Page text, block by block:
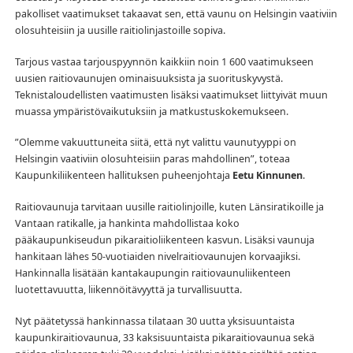
pakolliset vaatimukset takaavat sen, että vaunu on Helsingin vaativiin
olosuhteisiin ja uusille raitiolinjastoille sopiva.
Tarjous vastaa tarjouspyynnön kaikkiin noin 1 600 vaatimukseen
uusien raitiovaunujen ominaisuuksista ja suorituskyvystä.
Teknistaloudellisten vaatimusten lisäksi vaatimukset liittyivät muun
muassa ympäristövaikutuksiin ja matkustuskokemukseen.
”Olemme vakuuttuneita siitä, että nyt valittu vaunutyyppi on
Helsingin vaativiin olosuhteisiin paras mahdollinen”, toteaa
Kaupunkiliikenteen hallituksen puheenjohtaja Eetu Kinnunen.
Raitiovaunuja tarvitaan uusille raitiolinjoille, kuten Länsiratikoille ja
Vantaan ratikalle, ja hankinta mahdollistaa koko
pääkaupunkiseudun pikaraitioliikenteen kasvun. Lisäksi vaunuja
hankitaan lähes 50-vuotiaiden nivelraitiovaunujen korvaajiksi.
Hankinnalla lisätään kantakaupungin raitiovaunuliikenteen
luotettavuutta, liikennöitävyyttä ja turvallisuutta.
Nyt päätetyssä hankinnassa tilataan 30 uutta yksisuuntaista
kaupunkiraitiovaunua, 33 kaksisuuntaista pikaraitiovaunua sekä